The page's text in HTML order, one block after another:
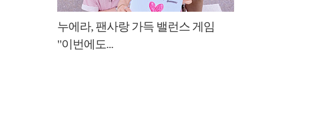
누에라, 팬사랑 가득 밸런스 게임
"이번에도...